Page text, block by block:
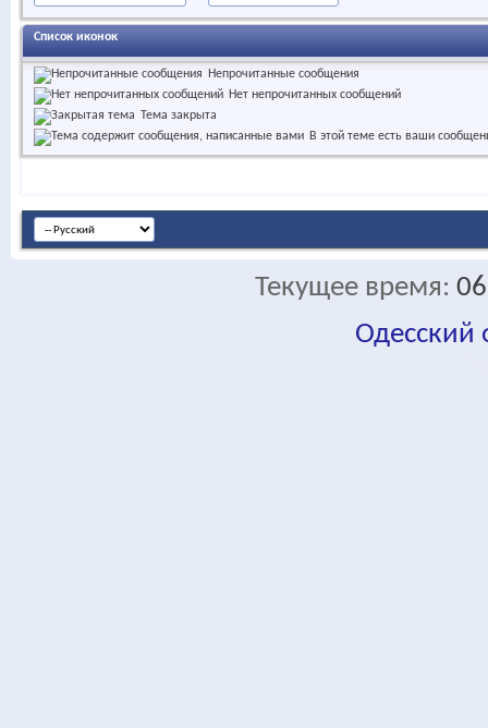
Список иконок
Непрочитанные сообщения
Нет непрочитанных сообщений
Тема закрыта
В этой теме есть ваши
Текущее время:
Одесский